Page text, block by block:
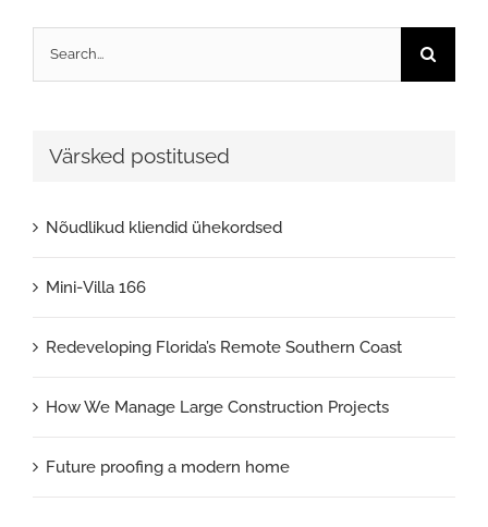
for:
Värsked postitused
Nõudlikud kliendid ühekordsed
Mini-Villa 166
Redeveloping Florida’s Remote Southern Coast
How We Manage Large Construction Projects
Future proofing a modern home